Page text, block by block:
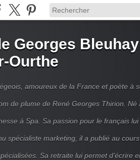
Georges
Ourthe
amoureux de la France et poète à
de plume de René Georges Thirion. Né
à Spa. Sa passion pour le français
spécialiste marketing, il a publié au
Sa retraite lui permet d’écrire